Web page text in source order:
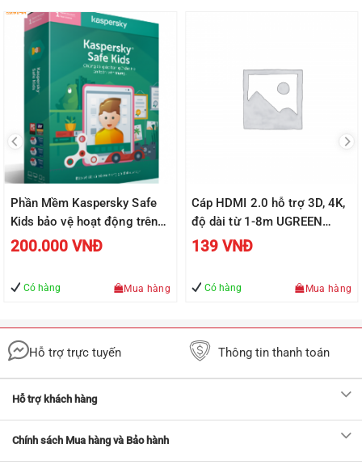
Phần Mềm Kaspersky Safe
Kids bảo vệ hoạt động trên
mạng của trẻ
200.000 VNĐ
Có hàng Mua hàng
Cáp HDMI 2.0 hỗ trợ 3D, 4K,
độ dài từ 1-8m UGREEN
HD118
139 VNĐ
Có hàng Mua hàng
Hỗ trợ trực tuyến Thông tin thanh toán
Hỗ trợ khách hàng
Chính sách Mua hàng và Bảo hành